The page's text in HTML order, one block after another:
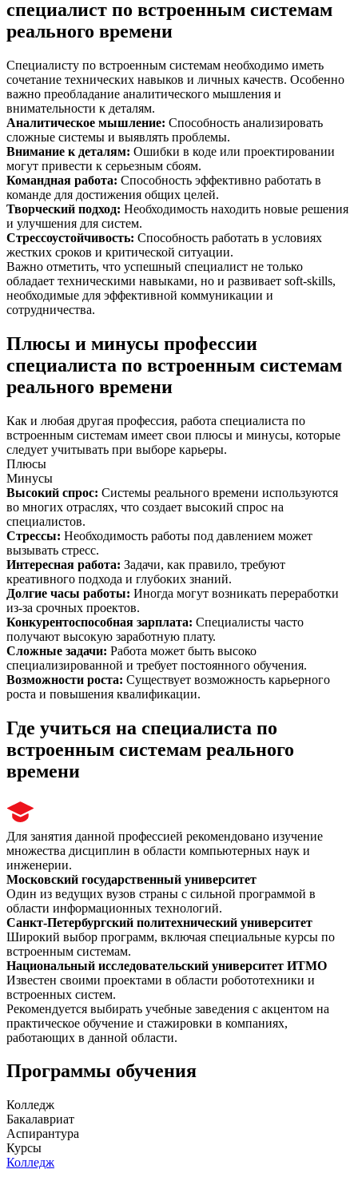
специалист по встроенным системам
реального времени
Специалисту по встроенным системам необходимо иметь
сочетание технических навыков и личных качеств. Особенно
важно преобладание аналитического мышления и
внимательности к деталям.
Аналитическое мышление: Способность анализировать
сложные системы и выявлять проблемы.
Внимание к деталям: Ошибки в коде или проектировании
могут привести к серьезным сбоям.
Командная работа: Способность эффективно работать в
команде для достижения общих целей.
Творческий подход: Необходимость находить новые решения
и улучшения для систем.
Стрессоустойчивость: Способность работать в условиях
жестких сроков и критической ситуации.
Важно отметить, что успешный специалист не только
обладает техническими навыками, но и развивает soft-skills,
необходимые для эффективной коммуникации и
сотрудничества.
Плюсы и минусы профессии
специалиста по встроенным системам
реального времени
Как и любая другая профессия, работа специалиста по
встроенным системам имеет свои плюсы и минусы, которые
следует учитывать при выборе карьеры.
Плюсы
Минусы
Высокий спрос: Системы реального времени используются
во многих отраслях, что создает высокий спрос на
специалистов.
Стрессы: Необходимость работы под давлением может
вызывать стресс.
Интересная работа: Задачи, как правило, требуют
креативного подхода и глубоких знаний.
Долгие часы работы: Иногда могут возникать переработки
из-за срочных проектов.
Конкурентоспособная зарплата: Специалисты часто
получают высокую заработную плату.
Сложные задачи: Работа может быть высоко
специализированной и требует постоянного обучения.
Возможности роста: Существует возможность карьерного
роста и повышения квалификации.
Где учиться на специалиста по
встроенным системам реального
времени
Для занятия данной профессией рекомендовано изучение
множества дисциплин в области компьютерных наук и
инженерии.
Московский государственный университет
Один из ведущих вузов страны с сильной программой в
области информационных технологий.
Санкт-Петербургский политехнический университет
Широкий выбор программ, включая специальные курсы по
встроенным системам.
Национальный исследовательский университет ИТМО
Известен своими проектами в области робототехники и
встроенных систем.
Рекомендуется выбирать учебные заведения с акцентом на
практическое обучение и стажировки в компаниях,
работающих в данной области.
Программы обучения
Колледж
Бакалавриат
Аспирантура
Курсы
Колледж